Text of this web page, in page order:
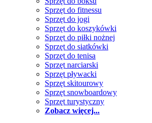
Sprzęt do fitnessu
Sprzęt do jogi
Sprzęt do koszykówki
Sprzęt do piłki nożnej
Sprzęt do siatkówki
Sprzęt do tenisa
Sprzęt narciarski
Sprzęt pływacki
Sprzęt skitourowy
Sprzęt snowboardowy
Sprzęt turystyczny
Zobacz więcej...